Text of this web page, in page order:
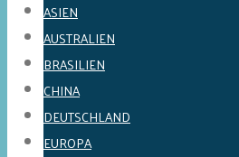
ASIEN
AUSTRALIEN
BRASILIEN
CHINA
DEUTSCHLAND
EUROPA